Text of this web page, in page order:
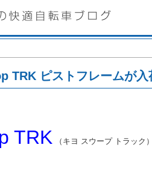
TRK ピストフレームが入
TRK （キヨ スウープ トラック